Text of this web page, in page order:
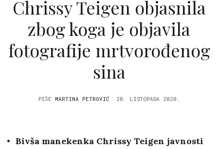
Chrissy Teigen objasnila
zbog koga je objavila
fotografije mrtvorođenog
sina
PIŠE MARTINA PETROVIĆ 28. LISTOPADA 2020.
Bivša manekenka Chrissy Teigen javnosti